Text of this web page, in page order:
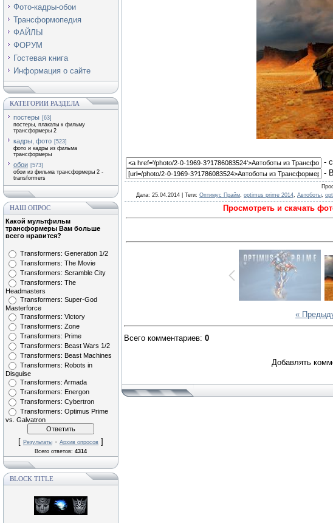
Фото-кадры-обои
Трансформопедия
ФАЙЛЫ
ФОРУМ
Гостевая книга
Информация о сайте
КАТЕГОРИИ РАЗДЕЛА
постеры [63]
постеры, плакаты к фильму
трансформеры 2
кадры, фото [523]
фото и кадры из фильма
трансформеры
обои [573]
обои из фильма трансформеры 2 -
transformers
НАШ ОПРОС
Какой мультфильм
трансформеры Вам больше
всего нравится?
Transformers: Generation 1/2
Transformers: The Movie
Transformers: Scramble City
Transformers: The
Headmasters
Transformers: Super-God
Masterforce
Transformers: Victory
Transformers: Zone
Transformers: Prime
Transformers: Beast Wars 1/2
Transformers: Beast Machines
Transformers: Robots in
Disguise
Transformers: Armada
Transformers: Energon
Transformers: Cybertron
Transformers: Optimus Prime
vs. Galvatron
[ Результаты · Архив опросов ]
Всего ответов: 4314
BLOCK TITLE
-
-
Дата: 25.04.2014 | Теги: Оптимус Прайм, optimus prime 2014, Автоботы,
Просмотреть и скачать
«
Всего комментариев: 0
Добавлять